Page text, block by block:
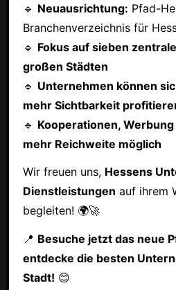
🔹 Neuausrichtung: Pfad-
Branchenverzeichnis für
🔹 Fokus auf sieben
großen Städten
🔹 Unternehmen können
mehr Sichtbarkeit
🔹 Kooperationen,
mehr Reichweite möglich
Wir freuen uns, Hessens
Dienstleistungen auf ihrem
begleiten! 🌍🚀
📍 Besuche jetzt das neue
entdecke die besten
Stadt! 😊